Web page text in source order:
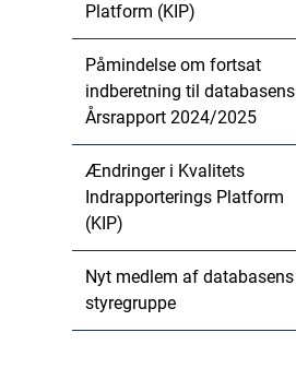
Platform (KIP)
Påmindelse om fortsat
indberetning til databasens
Årsrapport 2024/2025
Ændringer i Kvalitets
Indrapporterings Platform
(KIP)
Nyt medlem af databasens
styregruppe